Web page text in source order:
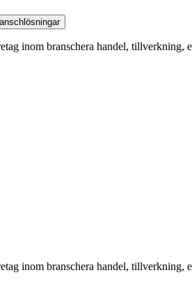
inom branschera handel, tillverkning,
inom branschera handel, tillverkning,